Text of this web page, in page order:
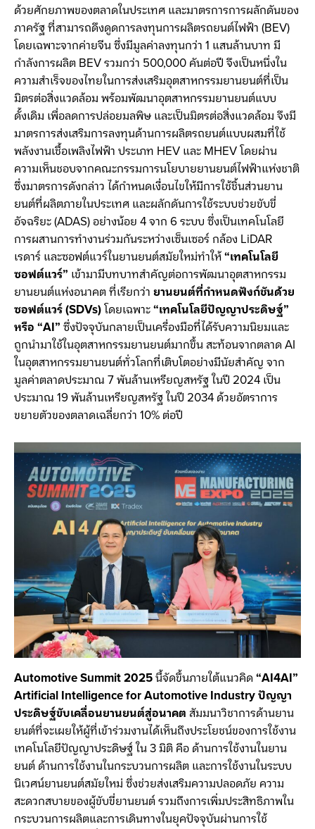
ด้วยศักยภาพของตลาดในประเทศ และมาตรการการผลักดันของ
ภาครัฐ ที่สามารถดึงดูดการลงทุนการผลิตรถยนต์ไฟฟ้า (BEV)
โดยเฉพาะจากค่ายจีน ซึ่งมีมูลค่าลงทุนกว่า 1 แสนล้านบาท มี
กำลังการผลิต BEV รวมกว่า 500,000 คันต่อปี จึงเป็นหนึ่งใน
ความสำเร็จของไทยในการส่งเสริมอุตสาหกรรมยานยนต์ที่เป็น
มิตรต่อสิ่งแวดล้อม พร้อมพัฒนาอุตสาหกรรมยานยนต์แบบ
ดั้งเดิม เพื่อลดการปล่อยมลพิษ และเป็นมิตรต่อสิ่งแวดล้อม จึงมี
มาตรการส่งเสริมการลงทุนด้านการผลิตรถยนต์แบบผสมที่ใช้
พลังงานเชื้อเพลิงไฟฟ้า ประเภท HEV และ MHEV โดยผ่าน
ความเห็นชอบจากคณะกรรมการนโยบายยานยนต์ไฟฟ้าแห่งชาติ
ซึ่งมาตรการดังกล่าว ได้กำหนดเงื่อนไขให้มีการใช้ชิ้นส่วนยาน
ยนต์ที่ผลิตภายในประเทศ และผลักดันการใช้ระบบช่วยขับขี่
อัจฉริยะ (ADAS) อย่างน้อย 4 จาก 6 ระบบ ซึ่งเป็นเทคโนโลยี
การผสานการทำงานร่วมกันระหว่างเซ็นเซอร์ กล้อง LiDAR
เรดาร์ และซอฟต์แวร์ในยานยนต์สมัยใหม่ทำให้“เทคโนโลยี
ซอฟต์แวร์” เข้ามามีบทบาทสำคัญต่อการพัฒนาอุตสาหกรรม
ยานยนต์แห่งอนาคต ที่เรียกว่ายานยนต์ที่กำหนดฟังก์ชันด้วย
ซอฟต์แวร์ (SDVs)โดยเฉพาะ“เทคโนโลยีปัญญาประดิษฐ์”
หรือ “AI”ซึ่งปัจจุบันกลายเป็นเครื่องมือที่ได้รับความนิยมและ
ถูกนำมาใช้ในอุตสาหกรรมยานยนต์มากขึ้น สะท้อนจากตลาด AI
ในอุตสาหกรรมยานยนต์ทั่วโลกที่เติบโตอย่างมีนัยสำคัญ จาก
มูลค่าตลาดประมาณ 7 พันล้านเหรียญสหรัฐ ในปี 2024 เป็น
ประมาณ 19 พันล้านเหรียญสหรัฐ ในปี 2034 ด้วยอัตราการ
ขยายตัวของตลาดเฉลี่ยกว่า 10% ต่อปี
Automotive Summit 2025นี้จัดขึ้นภายใต้แนวคิด“AI4AI”
Artificial Intelligence for Automotive Industry ปัญญา
ประดิษฐ์ขับเคลื่อนยานยนต์สู่อนาคตสัมมนาวิชาการด้านยาน
ยนต์ที่จะเผยให้ผู้ที่เข้าร่วมงานได้เห็นถึงประโยชน์ของการใช้งาน
เทคโนโลยีปัญญาประดิษฐ์ ใน 3 มิติ คือ ด้านการใช้งานในยาน
ยนต์ ด้านการใช้งานในกระบวนการผลิต และการใช้งานในระบบ
นิเวศน์ยานยนต์สมัยใหม่ ซึ่งช่วยส่งเสริมความปลอดภัย ความ
สะดวกสบายของผู้ขับขี่ยานยนต์ รวมถึงการเพิ่มประสิทธิภาพใน
กระบวนการผลิตและการเดินทางในยุคปัจจุบันผ่านการใช้